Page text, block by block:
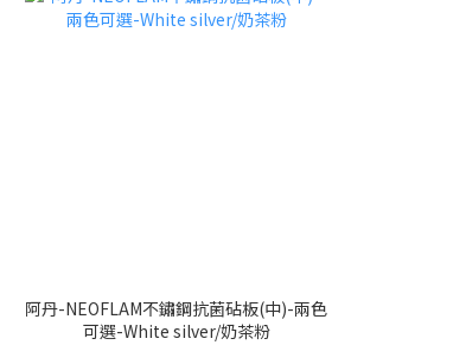
阿丹-NEOFLAM不鏽鋼抗菌砧板(中)-兩色
可選-White silver/奶茶粉